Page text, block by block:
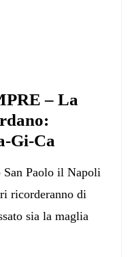
– La
Gi-Ca
San Paolo il Napoli
ricorderanno di
sia la maglia